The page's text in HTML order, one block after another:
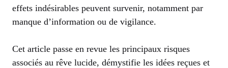
effets indésirables peuvent survenir, notamment par
manque d’information ou de vigilance.
Cet article passe en revue les principaux risques
associés au rêve lucide, démystifie les idées reçues et